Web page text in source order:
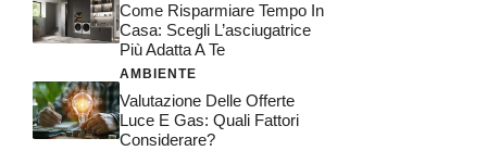
Come Risparmiare Tempo In
Casa: Scegli L’asciugatrice
Più Adatta A Te
AMBIENTE
Valutazione Delle Offerte
Luce E Gas: Quali Fattori
Considerare?